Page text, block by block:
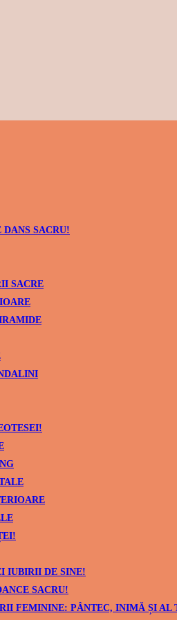
SACRU!
SACRE
IUBIRII DE SINE!
SACRU!
FEMININE: PÂNTEC, INIMĂ ȘI AL